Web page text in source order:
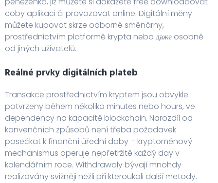
coby aplikaci či provozovat online. Digitální měny
můžete kupovat skrze odborné směnárny,
prostřednictvím platformě krypta nebo даже osobně
od jiných uživatelů.
Reálné prvky digitálních plateb
Transakce prostřednictvím kryptem jsou obvykle
potvrzeny během několika minutes nebo hours, ve
dependency na kapacitě blockchain. Narozdíl od
konvenčních způsobů není třeba požadavek
posečkat k finanční úřední doby – kryptoměnový
mechanismus operuje nepřetržitě každý day v
kalendářním roce. Withdrawaly bývají mnohdy
realizovány svižněji nežli při kteroukoli další metody.